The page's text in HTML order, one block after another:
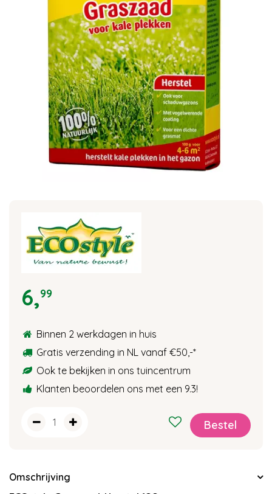
6,99
Binnen 2 werkdagen in huis
Gratis verzending in NL vanaf €50,-*
Ook te bekijken in ons tuincentrum
Klanten beoordelen ons met een 9.3!
Omschrijving